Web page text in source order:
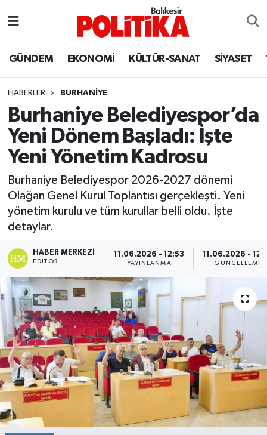
GÜNDEM EKONOMİ KÜLTÜR-SANAT SİYASET
HABERLER BURHANIYE
Burhaniye Belediyespor’da
Yeni Dönem Başladı: İşte
Yeni Yönetim Kadrosu
Burhaniye Belediyespor 2026-2027 dönemi
Olağan Genel Kurul Toplantısı gerçekleşti. Yeni
yönetim kurulu ve tüm kurullar belli oldu. İşte
detaylar.
HABER MERKEZI
EDITÖR
11.06.2026 - 12:53
YAYINLANMA
11.06.2026 -
GÜNCELLEME
Ayvalık
Balya
Bandırma
Bigadiç
BİYOGRAFİLER
Burhaniye
ÇEVRE
DÜNYA
Dursunbey
Edremit
EĞİTİM
Balıkesir Hava Durumu
Balıkesir Namaz Vakitleri
Balıkesir Trafik Yoğunluk Haritası
Süper Lig Puan Durumu ve Fikstür
Tüm Manşetler
Son Dakika Haberleri
Haber Arşivi